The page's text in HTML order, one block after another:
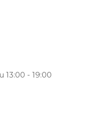
13:00 - 19:00